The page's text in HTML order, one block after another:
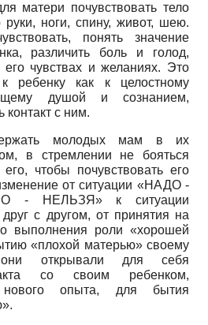
матери почувствовать тело
руки, ноги, спину, живот, шею.
понять значение
различить боль и голод,
его чувствах и желаниях. Это
ребенку как к целостному
душой и сознанием,
контакт с ним.
молодых мам в их
в стремлении не бояться
его, чтобы почувствовать его
от ситуации «НАДО -
- НЕЛЬЗЯ» к ситуации
друг с другом, от принятия на
выполнения роли «хорошей
«плохой матерью» своему
открывали для себя
со своим ребенком,
нового опыта, для бытия